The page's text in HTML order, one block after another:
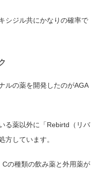
シジル共にかなりの確率で
ルの薬を開発したのがAGA
る薬以外に「Rebirtd（リバ
方しています。
Cの種類の飲み薬と外用薬が